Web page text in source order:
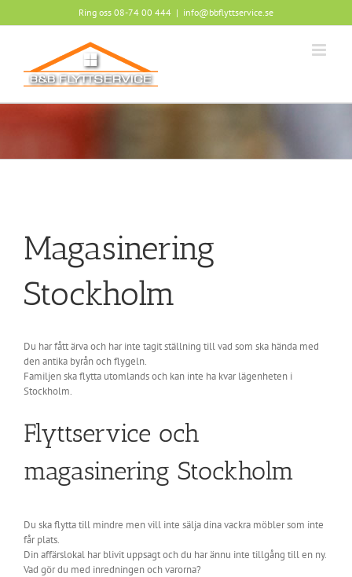
Ring oss 08-74 00 444 | info@bbflyttservice.se
Magasinering
Stockholm
Du har fått ärva och har inte tagit ställning till vad som ska hända med
den antika byrån och flygeln.
Familjen ska flytta utomlands och kan inte ha kvar lägenheten i
Stockholm.
Flyttservice och
magasinering Stockholm
Du ska flytta till mindre men vill inte sälja dina vackra möbler som inte
får plats.
Din affärslokal har blivit uppsagt och du har ännu inte tillgång till en ny.
Vad gör du med inredningen och varorna?